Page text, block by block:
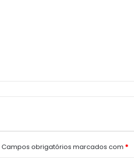
Campos obrigatórios marcados com *